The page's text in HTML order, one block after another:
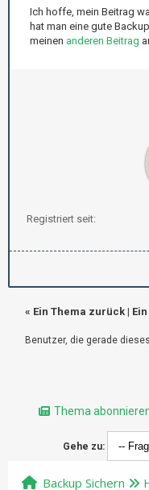
Ich hoffe, mein Beitrag
hat man eine gute
meinen anderen Beitrag
Registriert seit:
« Ein Thema zurück |
Benutzer, die gerade
Thema
Gehe zu:
Backup Sichern